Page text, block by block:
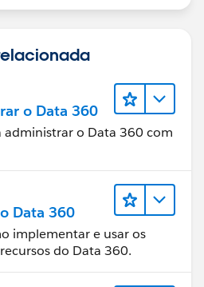
o Data 360
administrar o Data 360 com
Data 360
implementar e usar os
do Data 360.